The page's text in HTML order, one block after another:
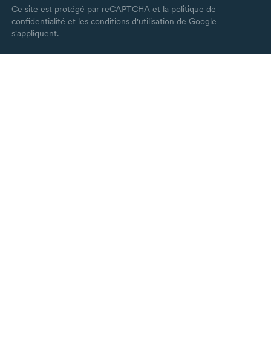
Ce site est protégé par reCAPTCHA et la politique de
confidentialité et les conditions d'utilisation de Google
s'appliquent.